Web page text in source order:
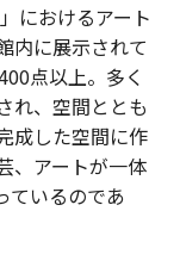
におけるアート
内に展示されて
点以上。多く
れ、空間ととも
成した空間に作
、アートが一体
ているのであ